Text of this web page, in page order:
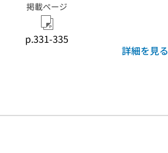
掲載ページ
p.331-335
詳細を見る